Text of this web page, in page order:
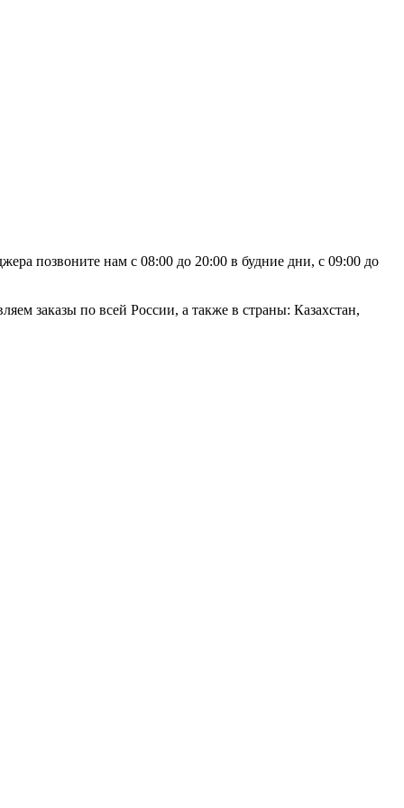
позвоните нам с 08:00 до 20:00 в будние дни, с 09:00 до
заказы по всей России, а также в страны: Казахстан,